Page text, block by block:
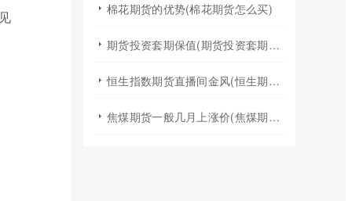
棉花期货的优势(棉花期货怎么买)
期货投资套期保值(期货投资套期保值什么意思)
恒生指数期货直播间金风(恒生期货夜盘行情)
焦煤期货一般几月上涨价(焦煤期货夏天涨价吗)